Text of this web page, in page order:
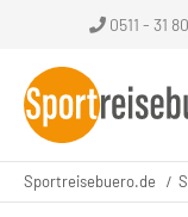
0511 - 31
Sportreisebuero.de